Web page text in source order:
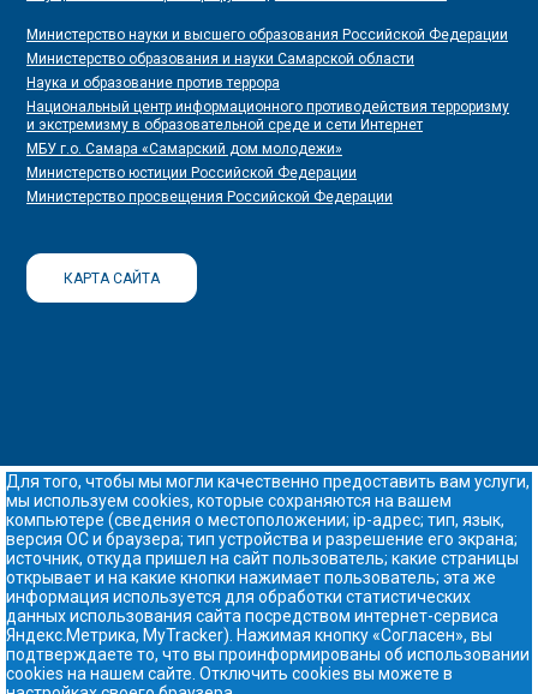
Министерство науки и высшего образования Российской Федерации
Министерство образования и науки Самарской области
Наука и образование против террора
Национальный центр информационного противодействия терроризму
и экстремизму в образовательной среде и сети Интернет
МБУ г.о. Самара «Самарский дом молодежи»
Министерство юстиции Российской Федерации
Министерство просвещения Российской Федерации
КАРТА САЙТА
Для того, чтобы мы могли качественно предоставить вам услуги,
мы используем cookies, которые сохраняются на вашем
компьютере (сведения о местоположении; ip-адрес; тип, язык,
версия ОС и браузера; тип устройства и разрешение его экрана;
источник, откуда пришел на сайт пользователь; какие страницы
открывает и на какие кнопки нажимает пользователь; эта же
информация используется для обработки статистических
данных использования сайта посредством интернет-сервиса
Яндекс.Метрика, MyTracker). Нажимая кнопку «Согласен», вы
подтверждаете то, что вы проинформированы об использовании
cookies на нашем сайте. Отключить cookies вы можете в